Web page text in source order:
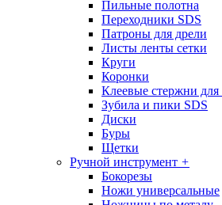
Пильные полотна
Переходники SDS
Патроны для дрели
Листы ленты сетки
Круги
Коронки
Клеевые стержни для
Зубила и пики SDS
Диски
Буры
Щетки
Ручной инструмент +
Бокорезы
Ножи универсальные